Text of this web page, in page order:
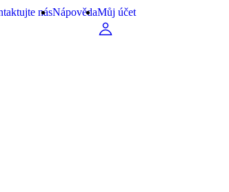
násNápovědaMůj účet